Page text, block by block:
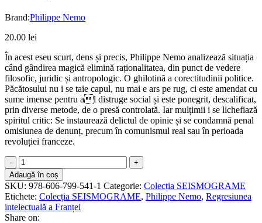
Brand:Philippe Nemo
20.00 lei
În acest eseu scurt, dens și precis, Philippe Nemo analizează situația
când gândirea magică elimină raționalitatea, din punct de vedere
filosofic, juridic și antropologic. O ghilotină a corectitudinii politice.
Păcătosului nu i se taie capul, nu mai e ars pe rug, ci este amendat cu
sume imense pentru al distruge social și este ponegrit, descalificat,
prin diverse metode, de o presă controlată. Iar mulțimii i se lichefiază
spiritul critic: Se instaurează delictul de opinie și se condamnă penal
omisiunea de denunț, precum în comunismul real sau în perioada
revoluției franceze.
Regresiunea
intelectuală
a
Franței
quantity
Adaugă în coș
SKU: 978-606-799-541-1 Categorie: Colecția SEISMOGRAME
Etichete: Colecția SEISMOGRAME, Philippe Nemo, Regresiunea
intelectuală a Franței
Share on: